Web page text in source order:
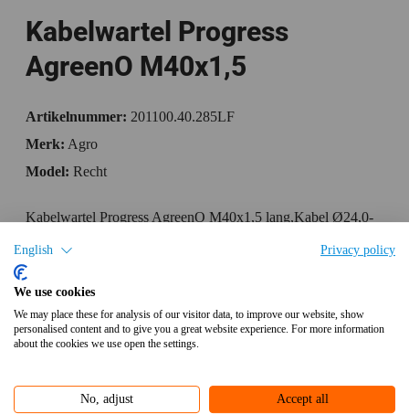
English Privacy policy
We use cookies
We may place these for analysis of our visitor data, to improve our website, show
personalised content and to give you a great website experience. For more information
about the cookies we use open the settings.
No, adjust Accept all
Kabelwartel Progress
AgreenO M40x1,5
Artikelnummer: 201100.40.285LF
Merk: Agro
Model: Recht
Kabelwartel Progress AgreenO M40x1,5 lang,Kabel Ø24,0-
28,5mm (UL 27,9-28,5mm) messing CuZn21Si3P loodvrij
Specificaties
Bijlagen